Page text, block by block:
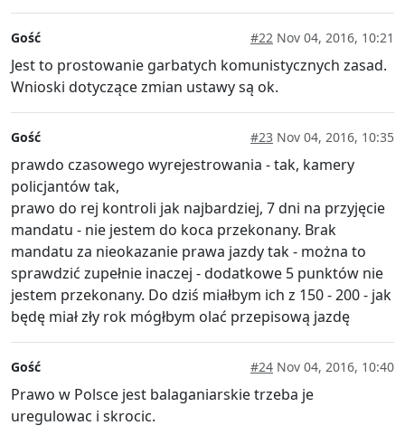
Gość #22 Nov 04, 2016, 10:21
Jest to prostowanie garbatych komunistycznych zasad.
Wnioski dotyczące zmian ustawy są ok.
Gość #23 Nov 04, 2016, 10:35
prawdo czasowego wyrejestrowania - tak, kamery
policjantów tak,
prawo do rej kontroli jak najbardziej, 7 dni na przyjęcie
mandatu - nie jestem do koca przekonany. Brak
mandatu za nieokazanie prawa jazdy tak - można to
sprawdzić zupełnie inaczej - dodatkowe 5 punktów nie
jestem przekonany. Do dziś miałbym ich z 150 - 200 - jak
będę miał zły rok mógłbym olać przepisową jazdę
Gość #24 Nov 04, 2016, 10:40
Prawo w Polsce jest balaganiarskie trzeba je
uregulowac i skrocic.